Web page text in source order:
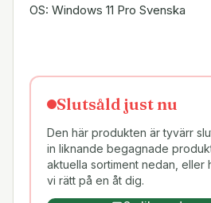
OS: Windows 11 Pro Svenska
Slutsåld just nu
Den här produkten är tyvärr
in liknande begagnade
aktuella sortiment nedan, eller
vi rätt på en åt dig.